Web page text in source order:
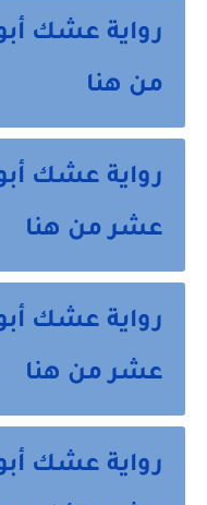
رواية عشك
من هنا
رواية عشك
عشر من هنا
رواية عشك
عشر من هنا
رواية عشك